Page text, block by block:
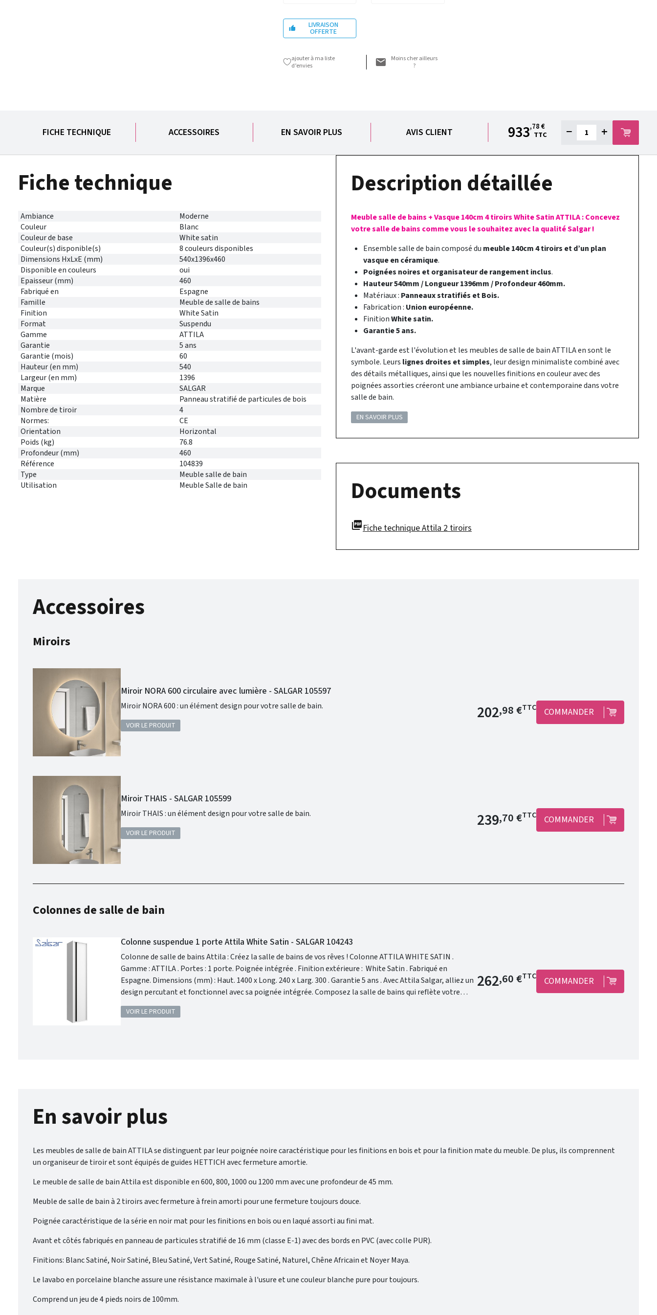
 LIVRAISON
OFFERTE
ajouter à ma liste
d’envies
Moins cher ailleurs
?
FICHE TECHNIQUE ACCESSOIRES EN SAVOIR PLUS AVIS CLIENT 933,78 €
TTC
− +
Fiche technique
Ambiance
Moderne
Couleur
Blanc
Couleur de base
White satin
Couleur(s) disponible(s)
8 couleurs disponibles
Dimensions HxLxE (mm)
540x1396x460
Disponible en couleurs
oui
Epaisseur (mm)
460
Fabriqué en
Espagne
Famille
Meuble de salle de bains
Finition
White Satin
Format
Suspendu
Gamme
ATTILA
Garantie
5 ans
Garantie (mois)
60
Hauteur (en mm)
540
Largeur (en mm)
1396
Marque
SALGAR
Matière
Panneau stratifié de particules de bois
Nombre de tiroir
4
Normes:
CE
Orientation
Horizontal
Poids (kg)
76.8
Profondeur (mm)
460
Référence
104839
Type
Meuble salle de bain
Utilisation
Meuble Salle de bain
Description détaillée
Meuble salle de bains + Vasque 140cm 4 tiroirs White Satin ATTILA : Concevez
votre salle de bains comme vous le souhaitez avec la qualité Salgar !
Ensemble salle de bain composé du meuble 140cm 4 tiroirs et d’un plan
vasque en céramique.
Poignées noires et organisateur de rangement inclus.
Hauteur 540mm / Longueur 1396mm / Profondeur 460mm.
Matériaux : Panneaux stratifiés et Bois.
Fabrication : Union européenne.
FinitionWhite satin.
Garantie 5 ans.
L'avant-garde est l'évolution et les meubles de salle de bain ATTILA en sont le
symbole. Leurs lignes droites et simples, leur design minimaliste combiné avec
des détails métalliques, ainsi que les nouvelles finitions en couleur avec des
poignées assorties créeront une ambiance urbaine et contemporaine dans votre
salle de bain.
EN SAVOIR PLUS
Documents
picture_as_pdfFiche technique Attila 2 tiroirs
Accessoires
Miroirs
Miroir NORA 600 circulaire avec lumière - SALGAR 105597
Miroir NORA 600 : un élément design pour votre salle de bain.
VOIR LE PRODUIT
Prix de base
202,98 €TTC COMMANDER
Miroir THAIS - SALGAR 105599
Miroir THAIS : un élément design pour votre salle de bain.
VOIR LE PRODUIT
Prix de base
239,70 €TTC COMMANDER
Colonnes de salle de bain
Colonne suspendue 1 porte Attila White Satin - SALGAR 104243
Colonne de salle de bains Attila : Créez la salle de bains de vos rêves ! Colonne ATTILA WHITE SATIN .
Gamme : ATTILA . Portes : 1 porte. Poignée intégrée . Finition extérieure : White Satin . Fabriqué en
Espagne. Dimensions (mm) : Haut. 1400 x Long. 240 x Larg. 300 . Garantie 5 ans . Avec Attila Salgar, alliez un
design percutant et fonctionnel avec sa poignée intégrée. Composez la salle de bains qui reflète votre
style grâce à une palette de finitions éclatantes.
VOIR LE PRODUIT
Prix de base
262,60 €TTC COMMANDER
En savoir plus
Les meubles de salle de bain ATTILA se distinguent par leur poignée noire caractéristique pour les finitions en bois et pour la finition mate du meuble. De plus, ils comprennent
un organiseur de tiroir et sont équipés de guides HETTICH avec fermeture amortie.
Le meuble de salle de bain Attila est disponible en 600, 800, 1000 ou 1200 mm avec une profondeur de 45 mm.
Meuble de salle de bain à 2 tiroirs avec fermeture à frein amorti pour une fermeture toujours douce.
Poignée caractéristique de la série en noir mat pour les finitions en bois ou en laqué assorti au fini mat.
Avant et côtés fabriqués en panneau de particules stratifié de 16 mm (classe E-1) avec des bords en PVC (avec colle PUR).
Finitions: Blanc Satiné, Noir Satiné, Bleu Satiné, Vert Satiné, Rouge Satiné, Naturel, Chêne Africain et Noyer Maya.
Le lavabo en porcelaine blanche assure une résistance maximale à l'usure et une couleur blanche pure pour toujours.
Comprend un jeu de 4 pieds noirs de 100mm.